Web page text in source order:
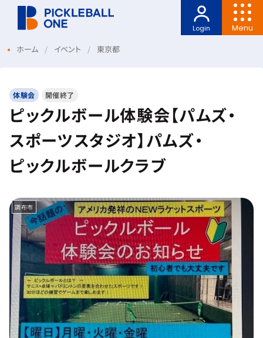
Menu
Login
ホーム イベント 東京都
体験会 開催終了
ピックルボール体験会【パムズ・
スポーツスタジオ】パムズ・
ピックルボールクラブ
調布市